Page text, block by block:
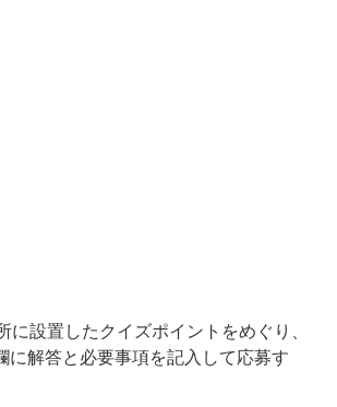
設置したクイズポイントをめぐり、
に解答と必要事項を記入して応募す